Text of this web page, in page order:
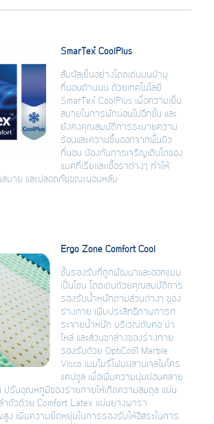
SmarTex™ CoolPlus
สัมผัสเย็นอย่างโดดเด่นบนผ้าบุ
ที่นอนด้านบน ด้วยเทคโนโลยี
SmarTex™ CoolPlus เพื่อความเย็น
สบายในการพักผ่อนไปอีกขั้น และ
ยังคงคุณสมบัติการระบายความ
ร้อนและความชื้นออกจากพื้นผิว
ที่นอน ป้องกันการเจริญเติบโตของ
แบคทีเรียและเชื้อราต่างๆ ทำให้
สบาย และปลอดภัยขณะนอนหลับ
Ergo Zone Comfort Cool
ชั้นรองรับที่ถูกพัฒนาและออกแบบ
เป็นโซน โดดเด่นด้วยคุณสมบัติการ
รองรับน้ำหนักตามส่วนต่างๆ ของ
ร่างกาย เพิ่มประสิทธิภาพการก
ระจายน้ำหนัก บริเวณต้นคอ บ่า
ไหล่ และส่วนขาล่างของร่างกาย
รองรับด้วย OptiCoolÔ Marble
Visco เมมโมรี่โฟมผสานเจลไมโคร
แคปซูล เพื่อเพิ่มความนุ่มผ่อนคลาย
ปรับอุณหภูมิของร่ายกายให้เกิดความสมดุล แผ่น
ำตัวด้วย Comfort Latex แผ่นยางพารา
ง เพิ่มความยืดหยุ่นในการรองรับให้อิสระในการ